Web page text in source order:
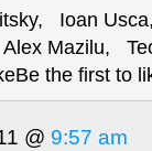
Ioan
Mazilu,
the first to
@ 9:57 am